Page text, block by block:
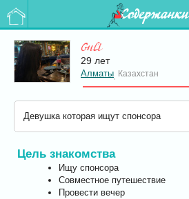
Содержанки
Guli
29 лет
Алматы Казахстан
Девушка которая ищут спонсора
Цель знакомства
Ищу спонсора
Совместное путешествие
Провести вечер